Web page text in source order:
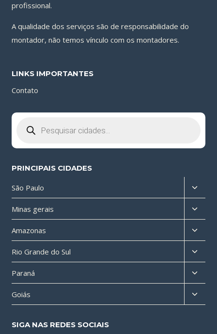
profissional.
A qualidade dos serviços são de responsabilidade do
montador, não temos vínculo com os montadores.
LINKS IMPORTANTES
Contato
produtos
PRINCIPAIS CIDADES
São Paulo
menu
filho
Minas gerais
menu
filho
Amazonas
menu
filho
Rio Grande do Sul
menu
filho
Paraná
menu
filho
Goiás
menu
SIGA NAS REDES SOCIAIS